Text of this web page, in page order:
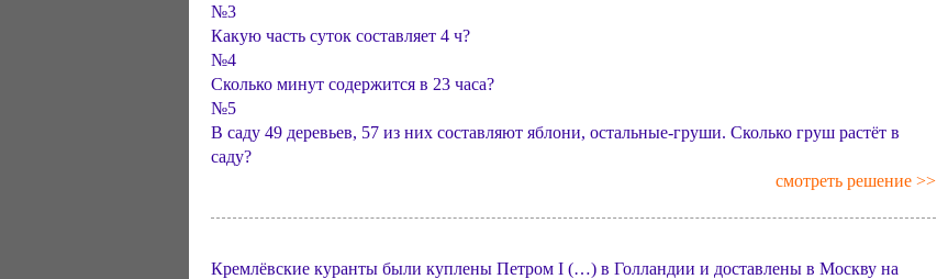
№3
Какую часть суток составляет 4 ч?
№4
Сколько минут содержится в 23 часа?
№5
В саду 49 деревьев, 57 из них составляют яблони, остальные-груши. Сколько груш растёт в
саду?
смотреть решение >>
Кремлёвские куранты были куплены Петром I (…) в Голландии и доставлены в Москву на